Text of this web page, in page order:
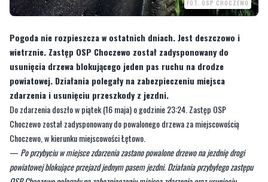
Pogoda nie rozpieszcza w ostatnich dniach. Jest deszczowo i
wietrznie. Zastęp OSP Choczewo został zadysponowany do
usunięcia drzewa blokującego jeden pas ruchu na drodze
powiatowej. Działania polegały na zabezpieczeniu miejsca
zdarzenia i usunięciu przeszkody z jezdni.
Do zdarzenia doszło w piątek (16 maja) o godzinie 23:24. Zastęp OSP
Choczewo został zadysponowany do powalonego drzewa za miejscowością